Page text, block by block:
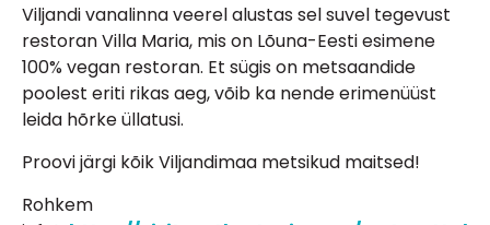
Viljandi vanalinna veerel alustas sel suvel tegevust
restoran Villa Maria, mis on Lõuna-Eesti esimene
100% vegan restoran. Et sügis on metsaandide
poolest eriti rikas aeg, võib ka nende erimenüüst
leida hõrke üllatusi.
Proovi järgi kõik Viljandimaa metsikud maitsed!
Rohkem